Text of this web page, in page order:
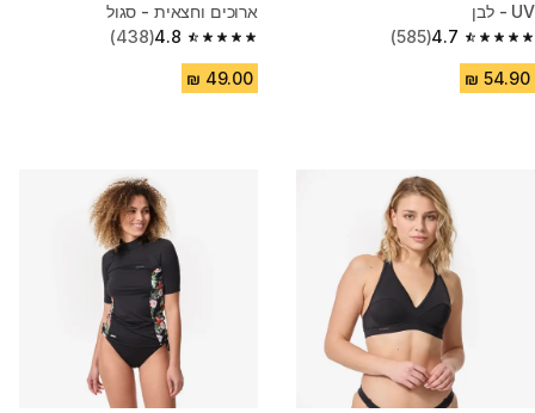
UV - לבן
4.7
4.7 out of 5 stars from 585 reviews
(585)
ארוכים וחצאית - סגול
4.8
4.8 out of 5 stars from 438 reviews
(438)